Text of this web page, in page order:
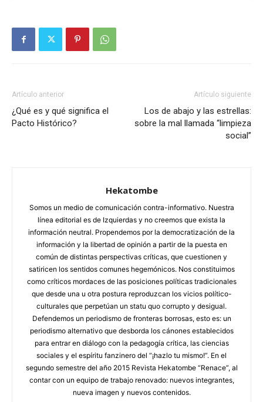
Artículo anterior
¿Qué es y qué significa el
Pacto Histórico?
Artículo siguiente
Los de abajo y las estrellas:
sobre la mal llamada “limpieza
social”
Hekatombe
Somos un medio de comunicación contra-informativo. Nuestra
línea editorial es de Izquierdas y no creemos que exista la
información neutral. Propendemos por la democratización de la
información y la libertad de opinión a partir de la puesta en
común de distintas perspectivas críticas, que cuestionen y
satiricen los sentidos comunes hegemónicos. Nos constituimos
como críticos mordaces de las posiciones políticas tradicionales
que desde una u otra postura reproduzcan los vicios político-
culturales que perpetúan un statu quo corrupto y desigual.
Defendemos un periodismo de fronteras borrosas, esto es: un
periodismo alternativo que desborda los cánones establecidos
para entrar en diálogo con la pedagogía crítica, las ciencias
sociales y el espíritu fanzinero del “¡hazlo tu mismo!”. En el
segundo semestre del año 2015 Revista Hekatombe “Renace”, al
contar con un equipo de trabajo renovado: nuevos integrantes,
nueva imagen y nuevos contenidos.